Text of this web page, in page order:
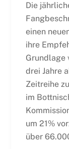
Die
einen
ihre
Grundlage
drei Jahre
Zeitreihe
im
um 21%
über